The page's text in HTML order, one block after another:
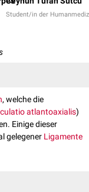
Student/in der
, welche die
atlantoaxialis)
Einige dieser
gelegener Ligamente